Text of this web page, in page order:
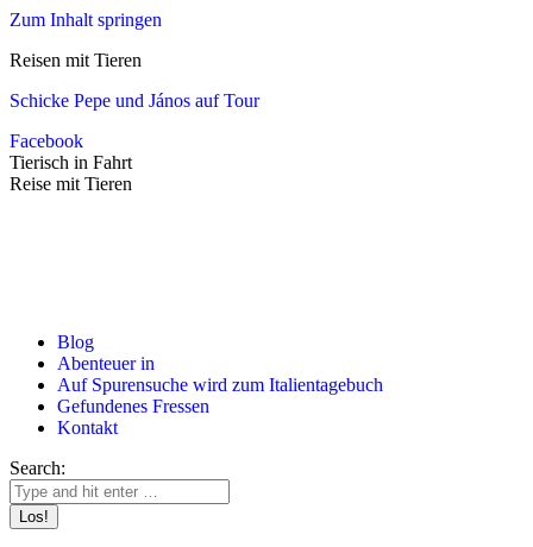
Zum Inhalt springen
Reisen mit Tieren
Schicke Pepe und János auf Tour
Facebook
Tierisch in Fahrt
Reise mit Tieren
Blog
Abenteuer in
Auf Spurensuche wird zum Italientagebuch
Gefundenes Fressen
Kontakt
Search: